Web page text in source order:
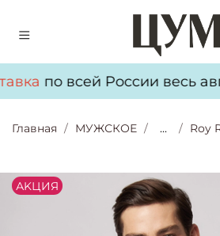
по всей России весь
Главная МУЖСКОЕ ... Roy
АKЦИЯ